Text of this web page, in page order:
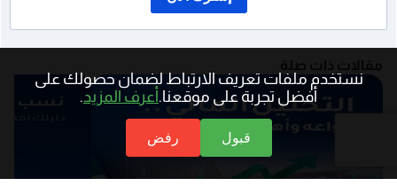
نستخدم ملفات تعريف الارتباط لضمان حصولك على
أفضل تجربة على موقعنا.أعرف المزيد.
قبول رفض